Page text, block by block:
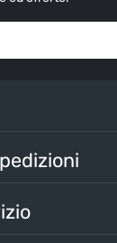
generali